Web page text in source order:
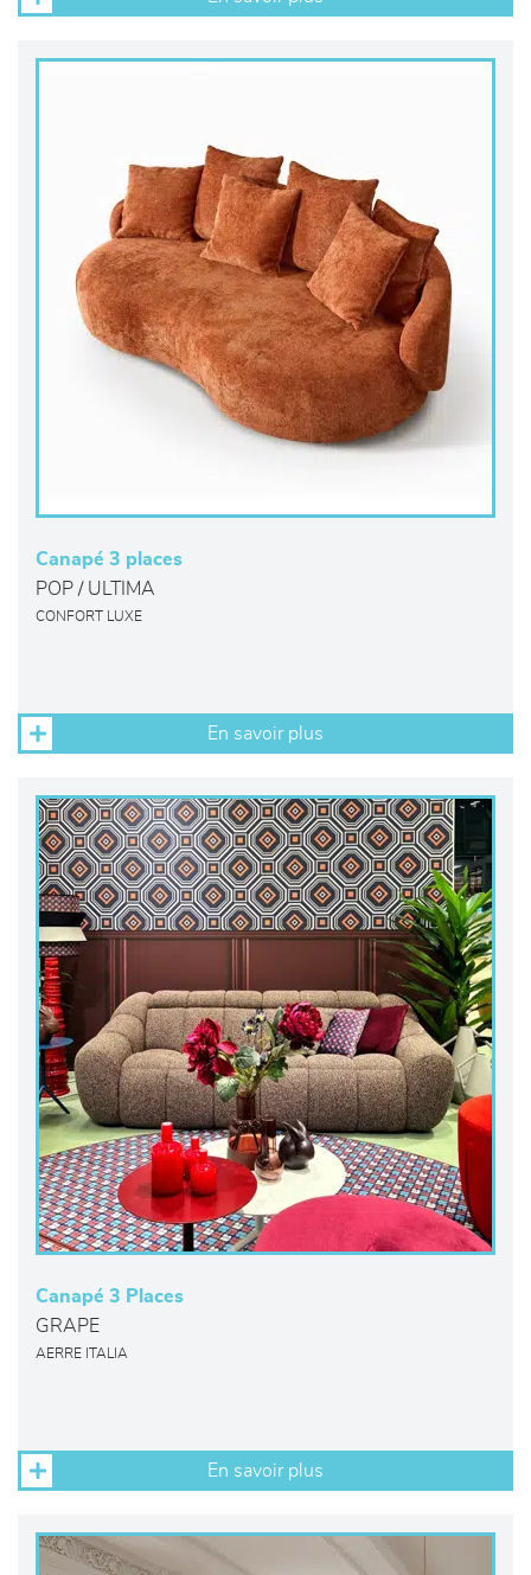
Canapé 3 places
POP / ULTIMA
CONFORT LUXE
En savoir plus
Canapé 3 Places
GRAPE
AERRE ITALIA
En savoir plus